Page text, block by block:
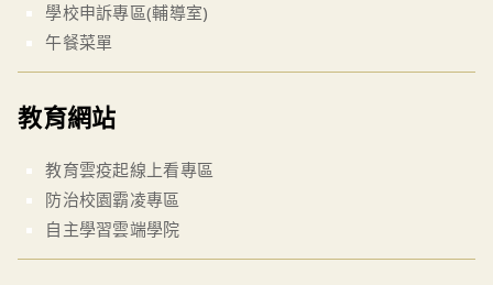
學校申訴專區(輔導室)
午餐菜單
教育網站
教育雲疫起線上看專區
防治校園霸凌專區
自主學習雲端學院